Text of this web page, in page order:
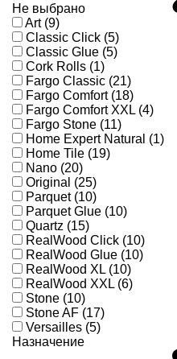
Не выбрано
Art (9)
Classic Click (5)
Classic Glue (5)
Cork Rolls (1)
Fargo Classic (21)
Fargo Comfort (18)
Fargo Comfort XXL (4)
Fargo Stone (11)
Home Expert Natural (1)
Home Tile (19)
Nano (20)
Original (25)
Parquet (10)
Parquet Glue (10)
Quartz (15)
RealWood Click (10)
RealWood Glue (10)
RealWood XL (10)
RealWood XXL (6)
Stone (10)
Stone AF (17)
Versailles (5)
Назначение